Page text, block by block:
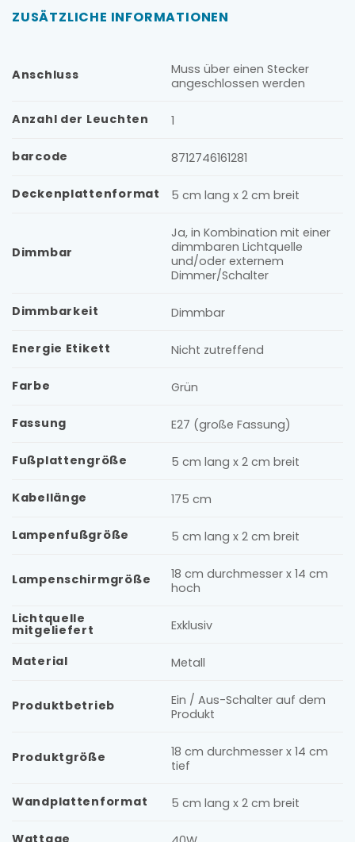
ZUSÄTZLICHE INFORMATIONEN
Anschluss
Muss über einen Stecker
angeschlossen werden
Anzahl der Leuchten 1
barcode 8712746161281
Deckenplattenformat 5 cm lang x 2 cm breit
Dimmbar
Ja, in Kombination mit einer
dimmbaren Lichtquelle
und/oder externem
Dimmer/Schalter
Dimmbarkeit Dimmbar
Energie Etikett Nicht zutreffend
Farbe Grün
Fassung E27 (große Fassung)
Fußplattengröße 5 cm lang x 2 cm breit
Kabellänge 175 cm
Lampenfußgröße 5 cm lang x 2 cm breit
Lampenschirmgröße
18 cm durchmesser x 14 cm
hoch
Lichtquelle
mitgeliefert Exklusiv
Material Metall
Produktbetrieb
Ein / Aus-Schalter auf dem
Produkt
Produktgröße
18 cm durchmesser x 14 cm
tief
Wandplattenformat 5 cm lang x 2 cm breit